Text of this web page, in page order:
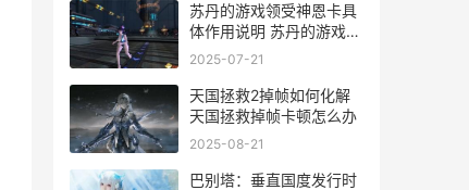
苏丹的游戏领受神恩卡具
体作用说明 苏丹的游戏领
受神恩怎么触发
2025-07-21
天国拯救2掉帧如何化解
天国拯救掉帧卡顿怎么办
2025-08-21
巴别塔：垂直国度发行时